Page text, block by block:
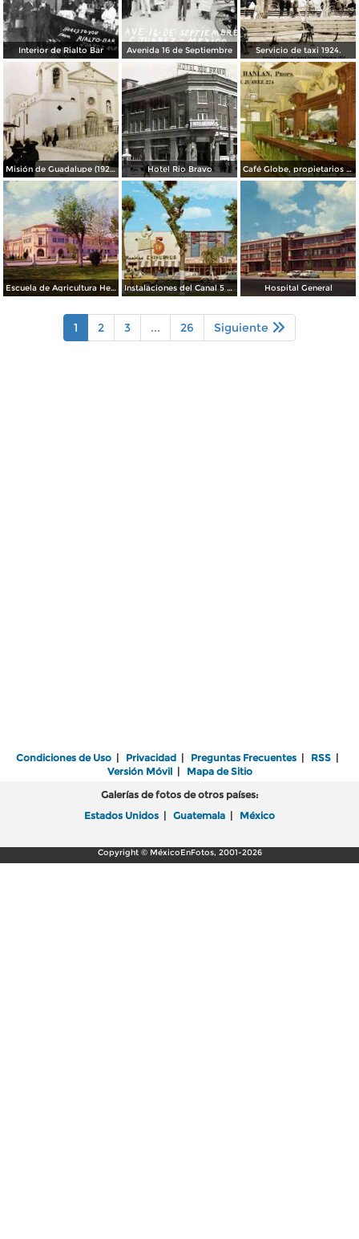
Interior de Rialto Bar Avenida 16 de Septiembre Servicio de taxi 1924.
Misión de Guadalupe (1924) Hotel Rio Bravo Café Globe, propietarios Mooney & Hanlan
Escuela de Agricultura Hermanos Escobar Instalaciones del Canal 5 XEJ TV Hospital General
1 2 3 ... 26 Siguiente
Condiciones de Uso | Privacidad | Preguntas Frecuentes | RSS |
Versión Móvil| Mapa de Sitio
Galerías de fotos de otros países:
Estados Unidos | Guatemala | México
Copyright © MéxicoEnFotos, 2001-2026